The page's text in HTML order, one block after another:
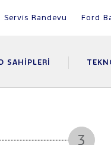
Servis Randevu Ford
SAHIPLERI